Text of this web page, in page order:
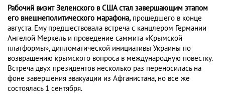
Рабочий визит Зеленского в США стал завершающим этапом
его внешнеполитического марафона,прошедшего в конце
августа. Ему предшествовала встреча с канцлером Германии
Ангелой Меркель и проведение саммита «Крымской
платформы», дипломатической инициативы Украины по
возвращению крымского вопроса в международную повестку.
Встреча двух президентов несколько раз переносилась на
фоне завершения эвакуации из Афганистана, но все же
состоялась 1 сентября.